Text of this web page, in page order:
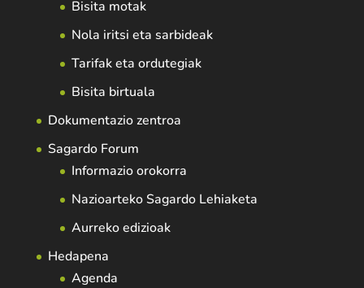
Bisita motak
Nola iritsi eta sarbideak
Tarifak eta ordutegiak
Bisita birtuala
Dokumentazio zentroa
Sagardo Forum
Informazio orokorra
Nazioarteko Sagardo Lehiaketa
Aurreko edizioak
Hedapena
Agenda